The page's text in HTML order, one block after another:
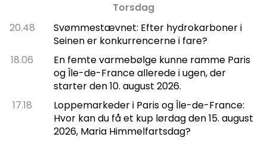
Torsdag
20.48
Svømmestævnet: Efter hydrokarboner i
Seinen er konkurrencerne i fare?
18.06
En femte varmebølge kunne ramme Paris
og Île-de-France allerede i ugen, der
starter den 10. august 2026.
17.18
Loppemarkeder i Paris og Île-de-France:
Hvor kan du få et kup lørdag den 15. august
2026, Maria Himmelfartsdag?